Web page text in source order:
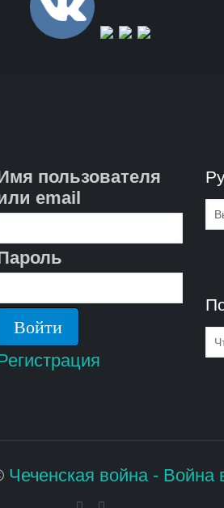
пользователя
email
Чеченская война - Война